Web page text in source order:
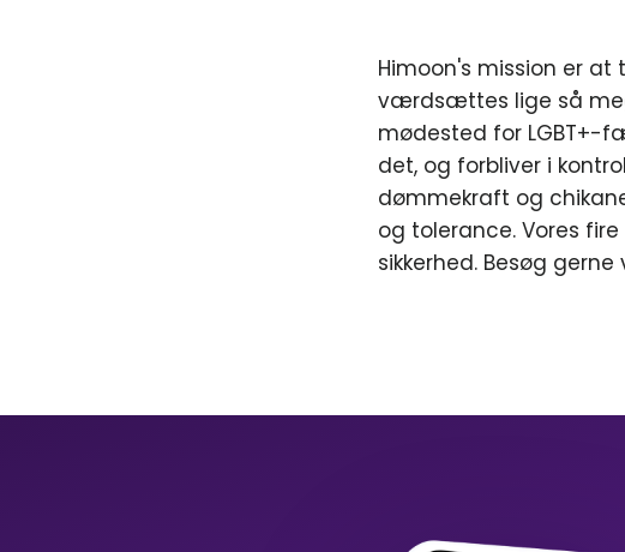
Himoon's mission er
værdsættes lige så
mødested for LGBT+-
det, og forbliver i
dømmekraft og
og tolerance. Vores
sikkerhed. Besøg